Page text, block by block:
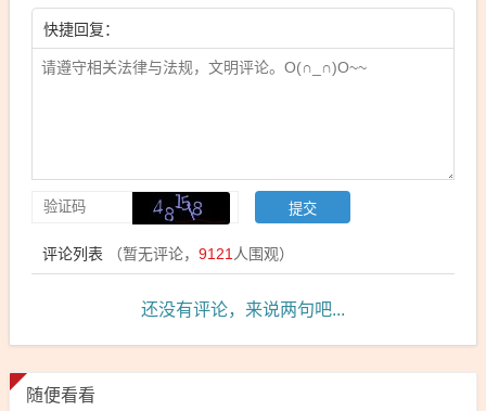
快捷回复：
评论列表 （暂无评论， 9121人围观）
还没有评论，来说两句吧...
随便看看